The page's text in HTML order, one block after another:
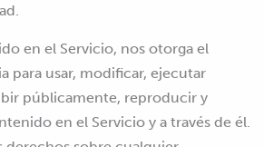
en el Servicio, nos otorga el
para usar, modificar, ejecutar
públicamente, reproducir y
en el Servicio y a través de él.